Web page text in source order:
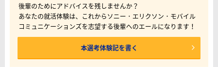
後輩のためにアドバイスを残しませんか？
あなたの就活体験は、これからソニー・エリクソン・モバイル
コミュニケーションズを志望する後輩へのエールになります！
本選考体験記を書く